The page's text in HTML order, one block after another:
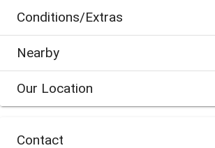
Conditions/Extras
Nearby
Our Location
Contact